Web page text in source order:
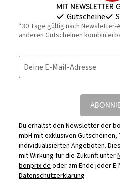
Mit Newsletter
Gutscheine
*30 Tage gültig nach Newsletter-
anderen Gutscheinen
Deine E-Mail-Adresse
Du erhältst den Newsletter der
mbH mit exklusiven Gutscheinen,
individualisierten Angeboten.
mit Wirkung für die Zukunft unter
bonprix.deoder am Ende jeder
Datenschutzerklärung